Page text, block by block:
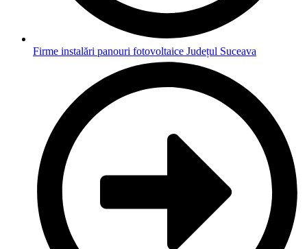
Firme instalări panouri fotovoltaice Județul Suceava